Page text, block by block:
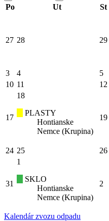
Po
Ut St
27 28 29
3 4 5
10 11 12
17
18
PLASTY
Hontianske
Nemce (Krupina)
19
24 25 26
31
1
SKLO
Hontianske
Nemce (Krupina)
2
Kalendár zvozu odpadu